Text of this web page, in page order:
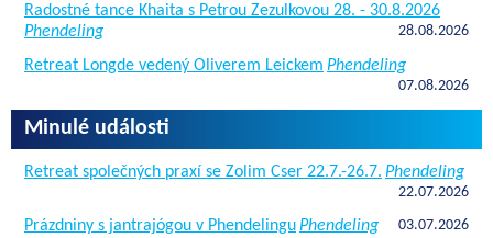
Radostné tance Khaita s Petrou Zezulkovou 28. - 30.8.2026
Phendeling
28.08.2026
Retreat Longde vedený Oliverem Leickem Phendeling
07.08.2026
Minulé události
Retreat společných praxí se Zolim Cser 22.7.-26.7. Phendeling
22.07.2026
Prázdniny s jantrajógou v PhendelinguPhendeling 03.07.2026